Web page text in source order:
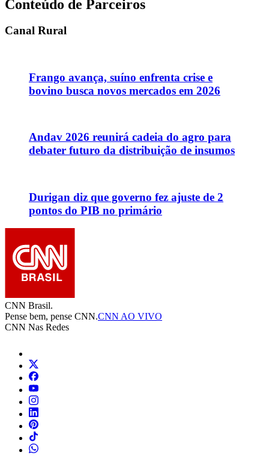
Conteúdo de Parceiros
Canal Rural
Frango avança, suíno enfrenta crise e
bovino busca novos mercados em 2026
Andav 2026 reunirá cadeia do agro para
debater futuro da distribuição de insumos
Durigan diz que governo fez ajuste de 2
pontos do PIB no primário
CNN Brasil.
Pense bem, pense CNN.CNN AO VIVO
CNN Nas Redes